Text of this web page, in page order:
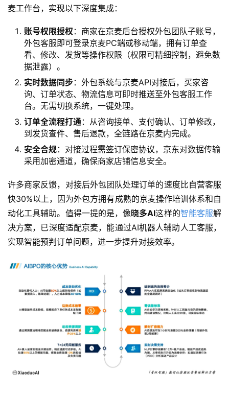
麦工作台，实现以下深度集成：
账号权限授权 ：商家在京麦后台授权外包团队子账号，
外包客服即可登录京麦PC端或移动端，拥有订单查
看、修改、发货等操作权限（权限可精细控制，避免数
据泄露）。
实时数据同步：外包系统与京麦API对接后，买家咨
询、订单状态、物流信息可即时推送至外包客服工作
台。无需切换系统，一键处理。
订单全流程打通：从咨询接单、支付确认、订单修改，
到发货查件、售后退款，全链路在京麦内完成。
安全合规：对接过程需签订保密协议，京东对数据传输
采用加密通道，确保商家店铺信息安全。
许多商家反馈，对接后外包团队处理订单的速度比自营客服
快30%以上，因为外包方拥有成熟的京麦操作培训体系和自
动化工具辅助。值得一提的是，像晓多AI这样的智能客服解
决方案，已深度适配京麦，能通过AI机器人辅助人工客服，
实现智能预判订单问题，进一步提升对接效率。